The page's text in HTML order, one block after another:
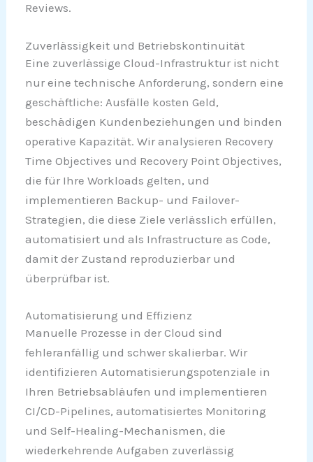
Reviews.
Zuverlässigkeit und Betriebskontinuität
Eine zuverlässige Cloud-Infrastruktur ist nicht
nur eine technische Anforderung, sondern eine
geschäftliche: Ausfälle kosten Geld,
beschädigen Kundenbeziehungen und binden
operative Kapazität. Wir analysieren Recovery
Time Objectives und Recovery Point Objectives,
die für Ihre Workloads gelten, und
implementieren Backup- und Failover-
Strategien, die diese Ziele verlässlich erfüllen,
automatisiert und als Infrastructure as Code,
damit der Zustand reproduzierbar und
überprüfbar ist.
Automatisierung und Effizienz
Manuelle Prozesse in der Cloud sind
fehleranfällig und schwer skalierbar. Wir
identifizieren Automatisierungspotenziale in
Ihren Betriebsabläufen und implementieren
CI/CD-Pipelines, automatisiertes Monitoring
und Self-Healing-Mechanismen, die
wiederkehrende Aufgaben zuverlässig